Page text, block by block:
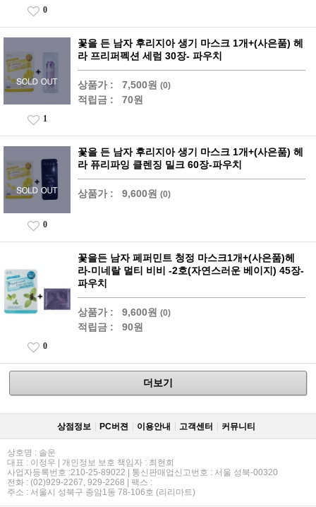
0
꽃을 든 남자 후리지아 생기 마스크 1개+(사은품) 헤
라 프리퍼펙션 세럼 30장- 파우치
상품가 : 7,500원 (0)
적립금 : 70원
1
꽃을 든 남자 후리지아 생기 마스크 1개+(사은품) 헤
라 퓨리파잉 클렌징 밀크 60장-파우치
상품가 : 9,600원 (0)
0
꽃을든 남자 페퍼민트 청정 마스크1개+(사은품)헤
라-미네랄 멀티 비비 -2호(자연스러운 베이지) 45장-
파우치
상품가 : 9,600원 (0)
적립금 : 90원
0
더보기
상점정보 PC버젼 이용안내 고객센터 커뮤니티
상호명 : 솔운
대표 : 이정우 | 개인정보 보호 책임자 : 최현희
사업자등록번호 :210-25-89022 | 통신판매업신고번호 : 서울 성북-00320
전화 : (02)929-2267, 929-2268 | 팩스 :
주소 : 서울시 성북구 종암1동 78-106호 (리리마트)